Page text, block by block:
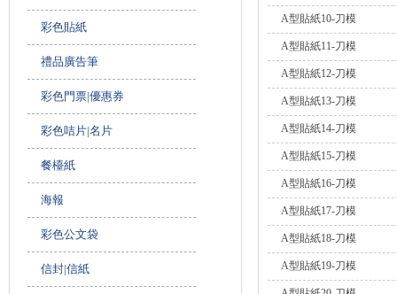
彩色貼紙
禮品廣告筆
彩色門票|優惠券
彩色咭片|名片
餐檯紙
海報
彩色公文袋
信封|信紙
A型貼紙10-刀模
A型貼紙11-刀模
A型貼紙12-刀模
A型貼紙13-刀模
A型貼紙14-刀模
A型貼紙15-刀模
A型貼紙16-刀模
A型貼紙17-刀模
A型貼紙18-刀模
A型貼紙19-刀模